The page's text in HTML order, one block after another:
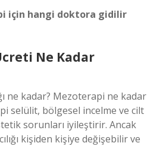
için hangi doktora gidilir
Ne Kadar
ne kadar? Mezoterapi ne kadar
selülit, bölgesel incelme ve cilt
sorunları iyileştirir. Ancak
kişiden kişiye değişebilir ve